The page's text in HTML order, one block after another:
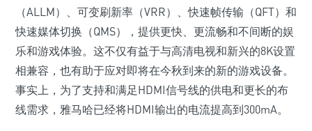
（ALLM）、可变刷新率（VRR）、快速帧传输（QFT）和
快速媒体切换（QMS），提供更快、更流畅和不间断的娱
乐和游戏体验。这不仅有益于与高清电视和新兴的8K设置
相兼容，也有助于应对即将在今秋到来的新的游戏设备。
事实上，为了支持和满足HDMI信号线的供电和更长的布
线需求，雅马哈已经将HDMI输出的电流提高到300mA。